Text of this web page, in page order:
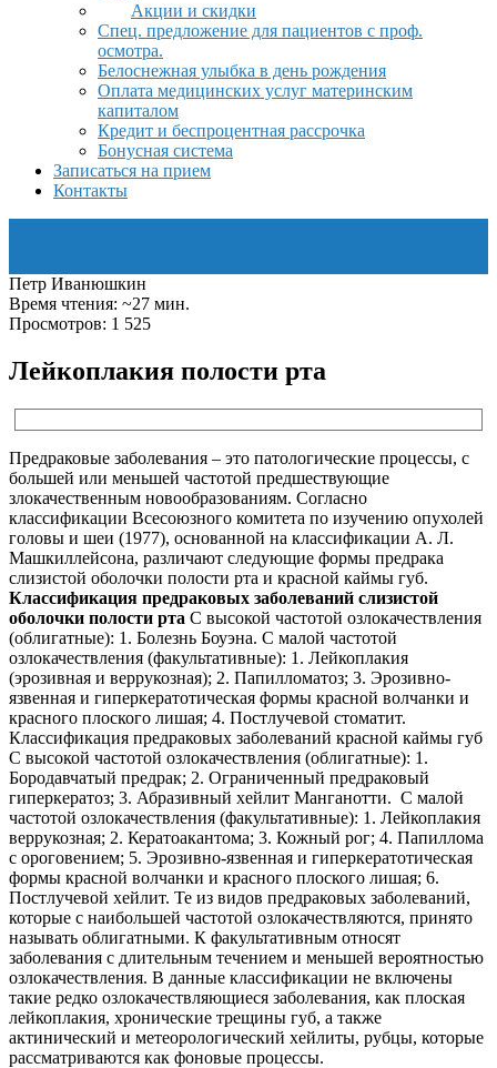
Акции и скидки
Спец. предложение для пациентов с проф.
осмотра.
Белоснежная улыбка в день рождения
Оплата медицинских услуг материнским
капиталом
Кредит и беспроцентная рассрочка
Бонусная система
Записаться на прием
Контакты
Петр Иванюшкин
Время чтения: ~27 мин.
Просмотров: 1 525
Лейкоплакия полости рта
Предраковые заболевания – это патологические процессы, с
большей или меньшей частотой предшествующие
злокачественным новообразованиям. Согласно
классификации Всесоюзного комитета по изучению опухолей
головы и шеи (1977), основанной на классификации А. Л.
Машкиллейсона, различают следующие формы предрака
слизистой оболочки полости рта и красной каймы губ.
Классификация предраковых заболеваний слизистой
оболочки полости рта С высокой частотой озлокачествления
(облигатные): 1. Болезнь Боуэна. С малой частотой
озлокачествления (факультативные): 1. Лейкоплакия
(эрозивная и веррукозная); 2. Папилломатоз; 3. Эрозивно-
язвенная и гиперкератотическая формы красной волчанки и
красного плоского лишая; 4. Постлучевой стоматит.
Классификация предраковых заболеваний красной каймы губ
С высокой частотой озлокачествления (облигатные): 1.
Бородавчатый предрак; 2. Ограниченный предраковый
гиперкератоз; 3. Абразивный хейлит Манганотти. С малой
частотой озлокачествления (факультативные): 1. Лейкоплакия
веррукозная; 2. Кератоакантома; 3. Кожный рог; 4. Папиллома
с ороговением; 5. Эрозивно-язвенная и гиперкератотическая
формы красной волчанки и красного плоского лишая; 6.
Постлучевой хейлит. Те из видов предраковых заболеваний,
которые с наибольшей частотой озлокачествляются, принято
называть облигатными. К факультативным относят
заболевания с длительным течением и меньшей вероятностью
озлокачествления. В данные классификации не включены
такие редко озлокачествляющиеся заболевания, как плоская
лейкоплакия, хронические трещины губ, а также
актинический и метеорологический хейлиты, рубцы, которые
рассматриваются как фоновые процессы.